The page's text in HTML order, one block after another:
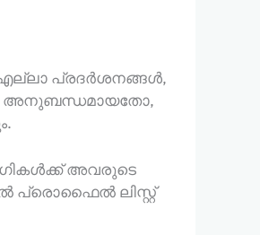
എല്ലാ പ്രദർശനങ്ങൾ,
അനുബന്ധമായതോ,
അവരുടെ
പ്രൊഫൈൽ ലിസ്റ്റ്